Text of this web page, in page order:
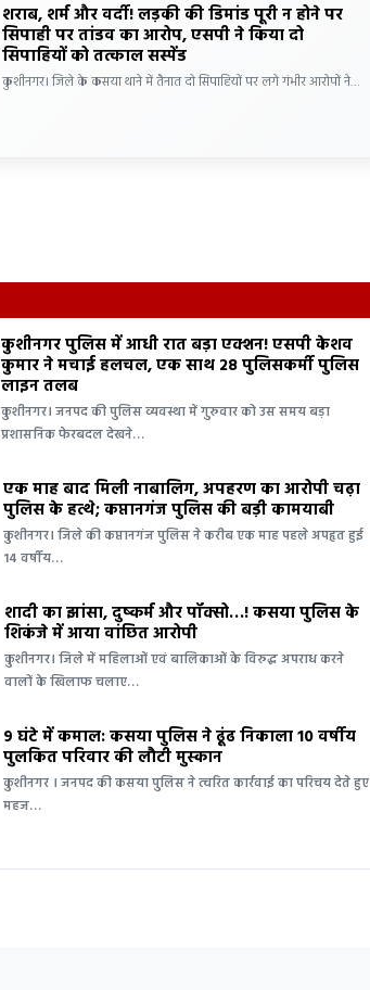
शराब, शर्म और वर्दी! लड़की की डिमांड पूरी न होने पर
सिपाही पर तांडव का आरोप, एसपी ने किया दो
सिपाहियों को तत्काल सस्पेंड
कुशीनगर। जिले के कसया थाने में तैनात दो सिपाहियों पर लगे गंभीर आरोपों ने…
कुशीनगर पुलिस में आधी रात बड़ा एक्शन! एसपी केशव
कुमार ने मचाई हलचल, एक साथ 28 पुलिसकर्मी पुलिस
लाइन तलब
कुशीनगर। जनपद की पुलिस व्यवस्था में गुरुवार को उस समय बड़ा
प्रशासनिक फेरबदल देखने…
एक माह बाद मिली नाबालिग, अपहरण का आरोपी चढ़ा
पुलिस के हत्थे; कप्तानगंज पुलिस की बड़ी कामयाबी
कुशीनगर। जिले की कप्तानगंज पुलिस ने करीब एक माह पहले अपहृत हुई
14 वर्षीय…
शादी का झांसा, दुष्कर्म और पॉक्सो…! कसया पुलिस के
शिकंजे में आया वांछित आरोपी
कुशीनगर। जिले में महिलाओं एवं बालिकाओं के विरुद्ध अपराध करने
वालों के खिलाफ चलाए…
9 घंटे में कमाल: कसया पुलिस ने ढूंढ निकाला 10 वर्षीय
पुलकित परिवार की लौटी मुस्कान
कुशीनगर । जनपद की कसया पुलिस ने त्वरित कार्रवाई का परिचय देते हुए
महज…